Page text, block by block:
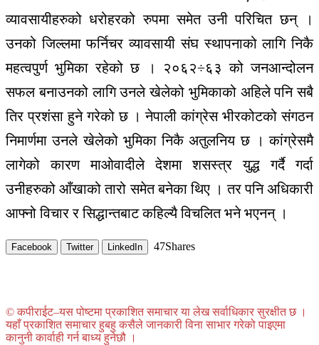
व्यावसायीहरुको धरोहरको रुपमा समेत उनी परिचित छन् ।
उनको जिल्लमा फर्निचर व्यावसायी संघ स्थापनाको लागि निकै
महत्वपुर्ण भुमिका रहेको छ । २०६२÷६३ को जनआन्दोलन
सफल बनाउनको लागि उनले खेलेको भुमिकाको अहिले पनि सबै
तिर प्रशंसा हुने गरेको छ । नेपाली कांग्रेस भीरकोटको संगठन
निमार्णमा उनले खेलेको भुमिका निकै अतुलनिय छ । कांग्रेसमै
लागेको कारण माओवादीले देशमा शसस्त्र युद्ध गर्दै गर्दा
उनीहरुको आँखाको तारो समेत बनेका थिए । तर पनि अधिकारी
आफ्नो विचार र सिद्धान्तबाट कहिल्यै विचलित भने भएनन् ।
Facebook Twitter LinkedIn 47Shares
© कपीराईट–यस पोष्टमा प्रकाशित समाचार या लेख सर्वाधिकार सुरक्षीत छ ।
यहाँ प्रकाशित समाचार हुबहु कसैले जानकारी विना साभार गरेको पाइएमा
कानुनी कार्वाही गर्न बाध्य हुनेछौ ।